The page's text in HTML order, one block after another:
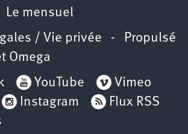
Le mensuel
/ Vie privée - Propulsé
Omega
YouTube
Vimeo
Instagram
Flux RSS